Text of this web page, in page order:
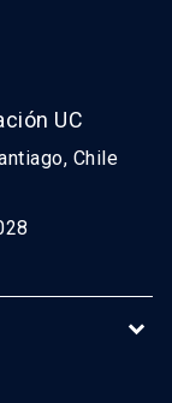
UC
Chile